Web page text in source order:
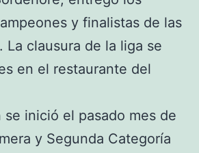
y finalistas de las
La clausura de la liga se
en el restaurante del
inició el pasado mes de
y Segunda Categoría